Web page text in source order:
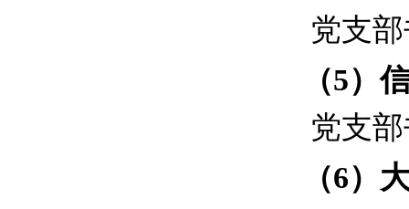
党支
（5）
党支
（6）